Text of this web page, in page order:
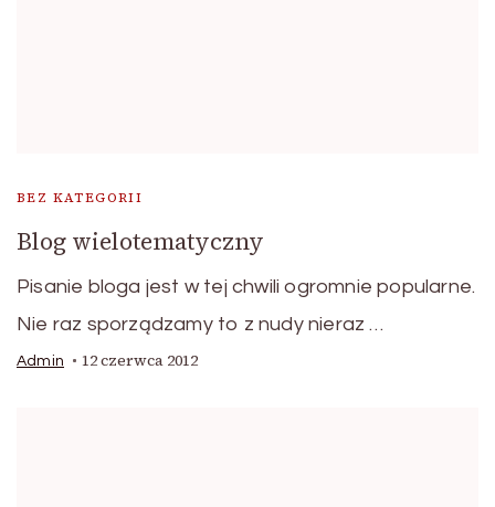
BEZ KATEGORII
Blog wielotematyczny
Pisanie bloga jest w tej chwili ogromnie popularne.
Nie raz sporządzamy to z nudy nieraz …
Admin 12 czerwca 2012